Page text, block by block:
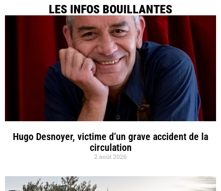
LES INFOS BOUILLANTES
Hugo Desnoyer, victime d’un grave accident de la
circulation
2 août 2026